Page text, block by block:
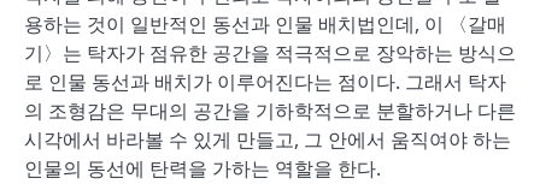
용하는 것이 일반적인 동선과 인물 배치법인데, 이 〈갈매
기〉는 탁자가 점유한 공간을 적극적으로 장악하는 방식으
로 인물 동선과 배치가 이루어진다는 점이다. 그래서 탁자
의 조형감은 무대의 공간을 기하학적으로 분할하거나 다른
시각에서 바라볼 수 있게 만들고, 그 안에서 움직여야 하는
인물의 동선에 탄력을 가하는 역할을 한다.